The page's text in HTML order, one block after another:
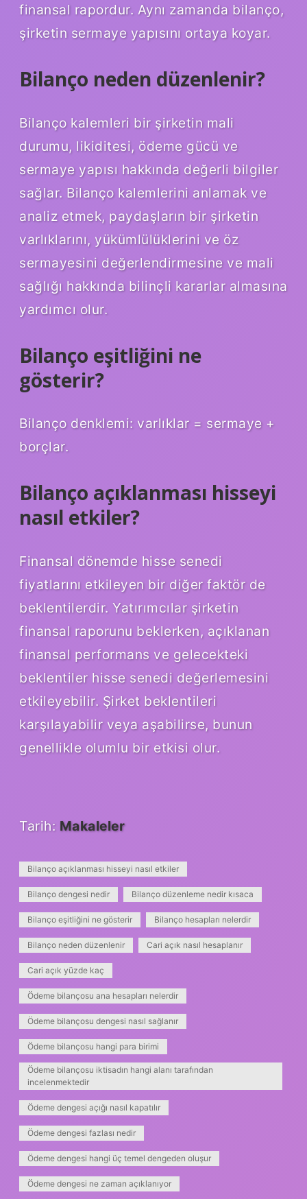
finansal rapordur. Aynı zamanda bilanço,
şirketin sermaye yapısını ortaya koyar.
Bilanço neden düzenlenir?
Bilanço kalemleri bir şirketin mali
durumu, likiditesi, ödeme gücü ve
sermaye yapısı hakkında değerli bilgiler
sağlar. Bilanço kalemlerini anlamak ve
analiz etmek, paydaşların bir şirketin
varlıklarını, yükümlülüklerini ve öz
sermayesini değerlendirmesine ve mali
sağlığı hakkında bilinçli kararlar almasına
yardımcı olur.
Bilanço eşitliğini ne
gösterir?
Bilanço denklemi: varlıklar = sermaye +
borçlar.
Bilanço açıklanması hisseyi
nasıl etkiler?
Finansal dönemde hisse senedi
fiyatlarını etkileyen bir diğer faktör de
beklentilerdir. Yatırımcılar şirketin
finansal raporunu beklerken, açıklanan
finansal performans ve gelecekteki
beklentiler hisse senedi değerlemesini
etkileyebilir. Şirket beklentileri
karşılayabilir veya aşabilirse, bunun
genellikle olumlu bir etkisi olur.
Tarih: Makaleler
Bilanço açıklanması hisseyi nasıl etkiler
Bilanço dengesi nedir Bilanço düzenleme nedir kısaca
Bilanço eşitliğini ne gösterir Bilanço hesapları nelerdir
Bilanço neden düzenlenir Cari açık nasıl hesaplanır
Cari açık yüzde kaç
Ödeme bilançosu ana hesapları nelerdir
Ödeme bilançosu dengesi nasıl sağlanır
Ödeme bilançosu hangi para birimi
Ödeme bilançosu iktisadın hangi alanı tarafından
incelenmektedir
Ödeme dengesi açığı nasıl kapatılır
Ödeme dengesi fazlası nedir
Ödeme dengesi hangi üç temel dengeden oluşur
Ödeme dengesi ne zaman açıklanıyor